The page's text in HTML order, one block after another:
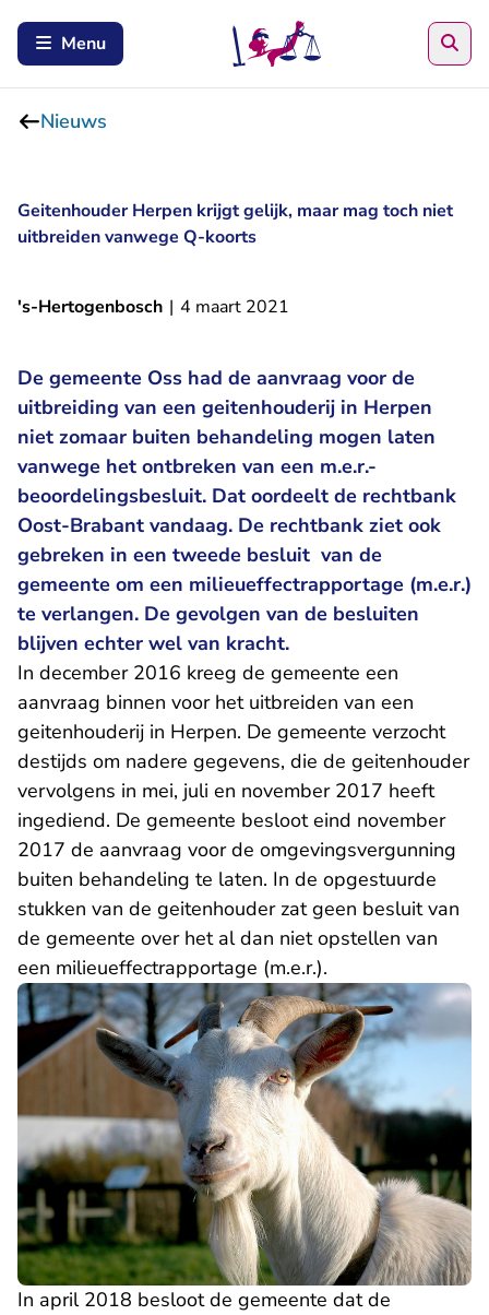
Menu
Nieuws
Geitenhouder Herpen krijgt gelijk, maar mag toch niet
uitbreiden vanwege Q-koorts
's-Hertogenbosch | 4 maart 2021
De gemeente Oss had de aanvraag voor de
uitbreiding van een geitenhouderij in Herpen
niet zomaar buiten behandeling mogen laten
vanwege het ontbreken van een m.e.r.-
beoordelingsbesluit. Dat oordeelt de rechtbank
Oost-Brabant vandaag. De rechtbank ziet ook
gebreken in een tweede besluit van de
gemeente om een milieueffectrapportage (m.e.r.)
te verlangen. De gevolgen van de besluiten
blijven echter wel van kracht.
In december 2016 kreeg de gemeente een
aanvraag binnen voor het uitbreiden van een
geitenhouderij in Herpen. De gemeente verzocht
destijds om nadere gegevens, die de geitenhouder
vervolgens in mei, juli en november 2017 heeft
ingediend. De gemeente besloot eind november
2017 de aanvraag voor de omgevingsvergunning
buiten behandeling te laten. In de opgestuurde
stukken van de geitenhouder zat geen besluit van
de gemeente over het al dan niet opstellen van
een milieueffectrapportage (m.e.r.).
In april 2018 besloot de gemeente dat de